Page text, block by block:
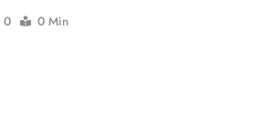
0 0 Min